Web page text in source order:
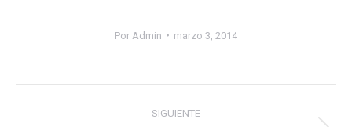
Por Admin marzo 3, 2014
SIGUIENTE